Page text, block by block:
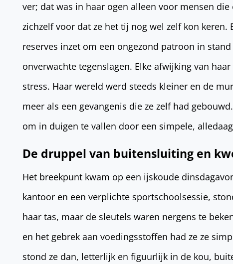
ver; dat was in haar ogen alleen voor mensen
zichzelf voor dat ze het tij nog wel zelf kon
reserves inzet om een ongezond patroon in
onverwachte tegenslagen. Elke afwijking van
stress. Haar wereld werd steeds kleiner en de
meer als een gevangenis die ze zelf had
om in duigen te vallen door een simpele,
De druppel van buitensluiting en
Het breekpunt kwam op een ijskoude
kantoor en een verplichte sportschoolsessie,
haar tas, maar de sleutels waren nergens te
en het gebrek aan voedingsstoffen had ze ze
stond ze dan, letterlijk en figuurlijk in de kou,